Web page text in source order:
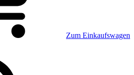
Zum Einkaufswagen